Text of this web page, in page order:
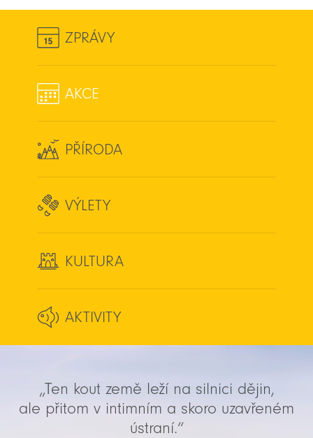
ZPRÁVY
AKCE
PŘÍRODA
VÝLETY
KULTURA
AKTIVITY
„Ten kout země leží na silnici dějin,
ale přitom v intimním a skoro uzavřeném
ústraní.“